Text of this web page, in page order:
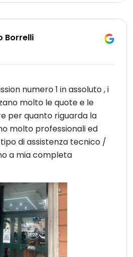
Borrelli
numero 1 in assoluto , i
molto le quote e le
per quanto riguarda la
molto professionali ed
di assistenza tecnico /
a mia completa